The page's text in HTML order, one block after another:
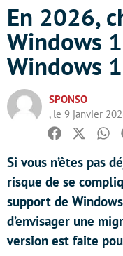
En 2026,
Windows
Windows
SPONSO
, le 9 janvier
Facebook
Twitter
Si vous n’êtes pas
risque de se
support de
d’envisager une
version est faite